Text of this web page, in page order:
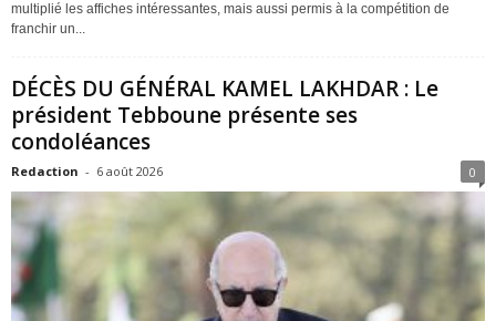
multiplié les affiches intéressantes, mais aussi permis à la compétition de
franchir un...
DÉCÈS DU GÉNÉRAL KAMEL LAKHDAR : Le
président Tebboune présente ses
condoléances
Redaction - 6 août 2026 0